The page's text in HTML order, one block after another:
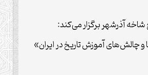
شاخه آذرشهر برگزار می‌کند:
آموزش تاریخ در ایران»